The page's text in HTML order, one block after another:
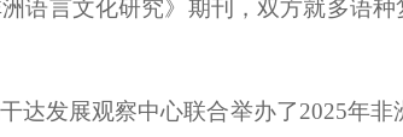
语言文化研究》期刊，双方就多语
达发展观察中心联合举办了2025年